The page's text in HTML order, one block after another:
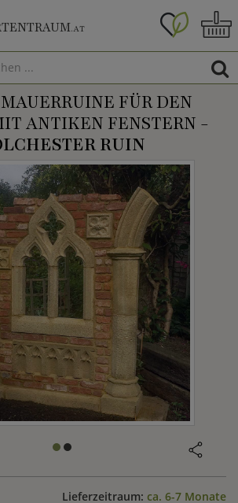
.AT
FÜR DEN
ANTIKEN FENSTERN -
RUIN
Lieferzeitraum: ca. 6-7 Monate